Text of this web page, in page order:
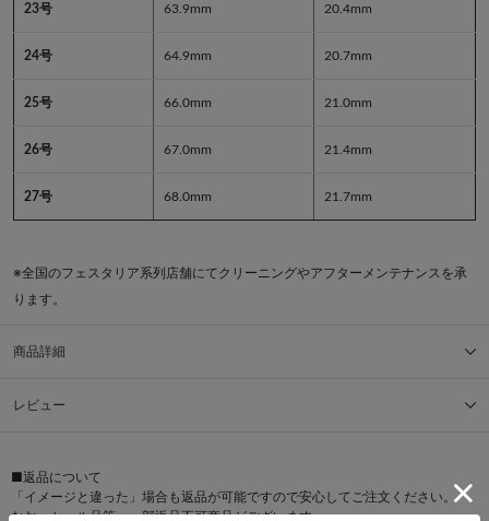
23号 63.9mm 20.4mm
24号 64.9mm 20.7mm
25号 66.0mm 21.0mm
26号 67.0mm 21.4mm
27号 68.0mm 21.7mm
※全国のフェスタリア系列店舗にてクリーニングやアフターメンテナンスを承
ります。
商品詳細
レビュー
■返品について
「イメージと違った」場合も返品が可能ですので安心してご注文ください。
なお、セール品等、一部返品不可商品がございます。